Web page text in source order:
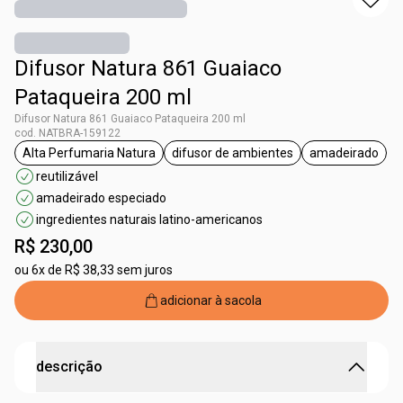
Difusor Natura 861 Guaiaco
Pataqueira 200 ml
Difusor Natura 861 Guaiaco Pataqueira 200 ml
cod. NATBRA-159122
etiqueta Alta Perfumaria Natura
Alta Perfumaria Natura
etiqueta difusor de ambientes
difusor de ambientes
etiqueta
amadeirado
reutilizável
amadeirado especiado
ingredientes naturais latino-americanos
R$ 230,00
ou 6x de R$ 38,33 sem juros
adicionar à sacola
descrição